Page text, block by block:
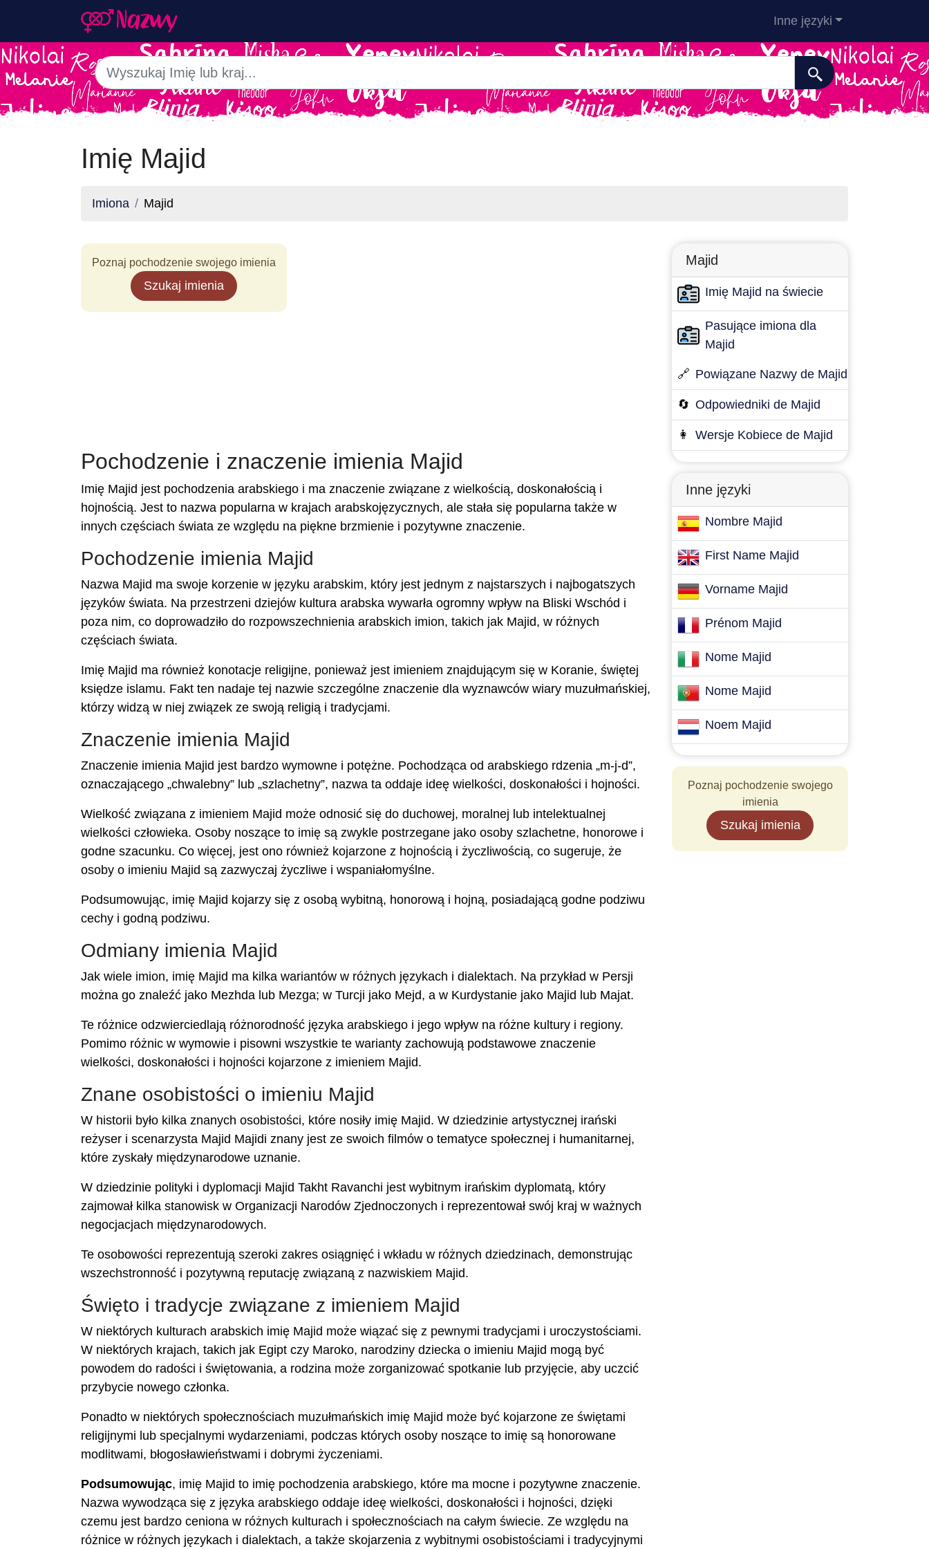
Inne języki
Imię Majid
Imiona Majid
Poznaj pochodzenie swojego imienia
Szukaj imienia
Pochodzenie i znaczenie imienia Majid
Imię Majid jest pochodzenia arabskiego i ma znaczenie związane z wielkością, doskonałością i
hojnością. Jest to nazwa popularna w krajach arabskojęzycznych, ale stała się popularna także w
innych częściach świata ze względu na piękne brzmienie i pozytywne znaczenie.
Pochodzenie imienia Majid
Nazwa Majid ma swoje korzenie w języku arabskim, który jest jednym z najstarszych i najbogatszych
języków świata. Na przestrzeni dziejów kultura arabska wywarła ogromny wpływ na Bliski Wschód i
poza nim, co doprowadziło do rozpowszechnienia arabskich imion, takich jak Majid, w różnych
częściach świata.
Imię Majid ma również konotacje religijne, ponieważ jest imieniem znajdującym się w Koranie, świętej
księdze islamu. Fakt ten nadaje tej nazwie szczególne znaczenie dla wyznawców wiary muzułmańskiej,
którzy widzą w niej związek ze swoją religią i tradycjami.
Znaczenie imienia Majid
Znaczenie imienia Majid jest bardzo wymowne i potężne. Pochodząca od arabskiego rdzenia „m-j-d”,
oznaczającego „chwalebny” lub „szlachetny”, nazwa ta oddaje ideę wielkości, doskonałości i hojności.
Wielkość związana z imieniem Majid może odnosić się do duchowej, moralnej lub intelektualnej
wielkości człowieka. Osoby noszące to imię są zwykle postrzegane jako osoby szlachetne, honorowe i
godne szacunku. Co więcej, jest ono również kojarzone z hojnością i życzliwością, co sugeruje, że
osoby o imieniu Majid są zazwyczaj życzliwe i wspaniałomyślne.
Podsumowując, imię Majid kojarzy się z osobą wybitną, honorową i hojną, posiadającą godne podziwu
cechy i godną podziwu.
Odmiany imienia Majid
Jak wiele imion, imię Majid ma kilka wariantów w różnych językach i dialektach. Na przykład w Persji
można go znaleźć jako Mezhda lub Mezga; w Turcji jako Mejd, a w Kurdystanie jako Majid lub Majat.
Te różnice odzwierciedlają różnorodność języka arabskiego i jego wpływ na różne kultury i regiony.
Pomimo różnic w wymowie i pisowni wszystkie te warianty zachowują podstawowe znaczenie
wielkości, doskonałości i hojności kojarzone z imieniem Majid.
Znane osobistości o imieniu Majid
W historii było kilka znanych osobistości, które nosiły imię Majid. W dziedzinie artystycznej irański
reżyser i scenarzysta Majid Majidi znany jest ze swoich filmów o tematyce społecznej i humanitarnej,
które zyskały międzynarodowe uznanie.
W dziedzinie polityki i dyplomacji Majid Takht Ravanchi jest wybitnym irańskim dyplomatą, który
zajmował kilka stanowisk w Organizacji Narodów Zjednoczonych i reprezentował swój kraj w ważnych
negocjacjach międzynarodowych.
Te osobowości reprezentują szeroki zakres osiągnięć i wkładu w różnych dziedzinach, demonstrując
wszechstronność i pozytywną reputację związaną z nazwiskiem Majid.
Święto i tradycje związane z imieniem Majid
W niektórych kulturach arabskich imię Majid może wiązać się z pewnymi tradycjami i uroczystościami.
W niektórych krajach, takich jak Egipt czy Maroko, narodziny dziecka o imieniu Majid mogą być
powodem do radości i świętowania, a rodzina może zorganizować spotkanie lub przyjęcie, aby uczcić
przybycie nowego członka.
Ponadto w niektórych społecznościach muzułmańskich imię Majid może być kojarzone ze świętami
religijnymi lub specjalnymi wydarzeniami, podczas których osoby noszące to imię są honorowane
modlitwami, błogosławieństwami i dobrymi życzeniami.
Podsumowując, imię Majid to imię pochodzenia arabskiego, które ma mocne i pozytywne znaczenie.
Nazwa wywodząca się z języka arabskiego oddaje ideę wielkości, doskonałości i hojności, dzięki
czemu jest bardzo ceniona w różnych kulturach i społecznościach na całym świecie. Ze względu na
różnice w różnych językach i dialektach, a także skojarzenia z wybitnymi osobistościami i tradycyjnymi
Majid
Imię Majid na świecie
Pasujące imiona dla
Majid
🔗 Powiązane Nazwy de Majid
🔄 Odpowiedniki de Majid
👩 Wersje Kobiece de Majid
Inne języki
Nombre Majid
First Name Majid
Vorname Majid
Prénom Majid
Nome Majid
Nome Majid
Noem Majid
Poznaj pochodzenie swojego
imienia
Szukaj imienia